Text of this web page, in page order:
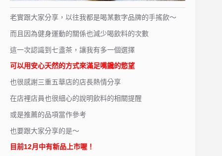
老實跟大家分享，以往我都是喝某數字品牌的手搖飲～
而且因為健身運動的關係也減少喝飲料的次數
這一次認識到七盞茶，讓我有多一個選擇
可以用安心天然的方式來滿足嘴饞的慾望
也很感謝三重五華店的店長熱情分享
在店裡店員也很細心的說明飲料的相關提醒
或是推薦的品項當作參考
也要跟大家分享的是～
目前12月中有新品上市喔！